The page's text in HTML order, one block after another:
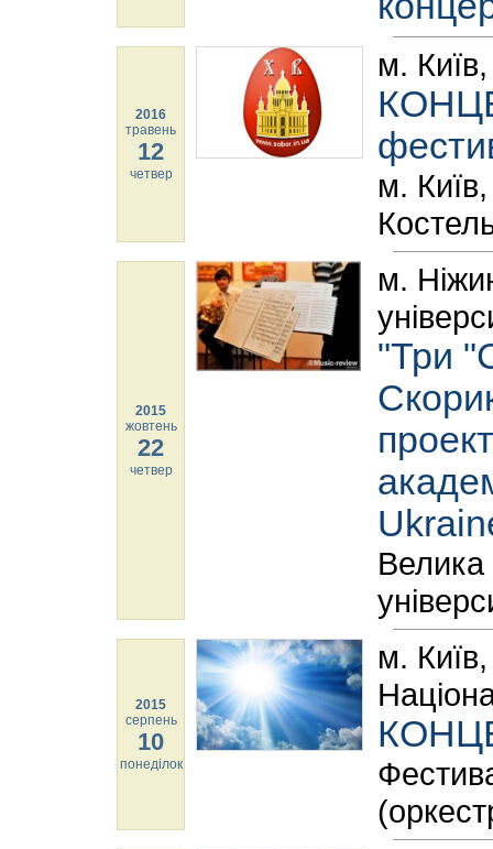
2016
травень
12
четвер
м. Київ,
м.
2015
жовтень
22
четвер
м.
"Три
Велика
2015
серпень
10
понеділок
м.